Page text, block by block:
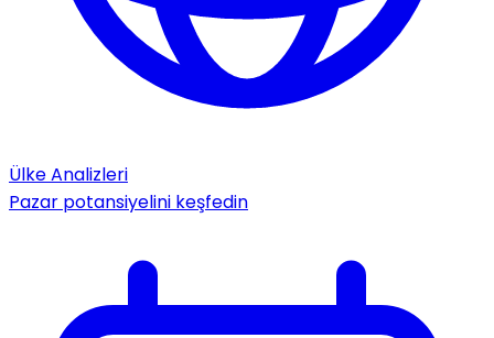
Ülke Analizleri
Pazar potansiyelini keşfedin